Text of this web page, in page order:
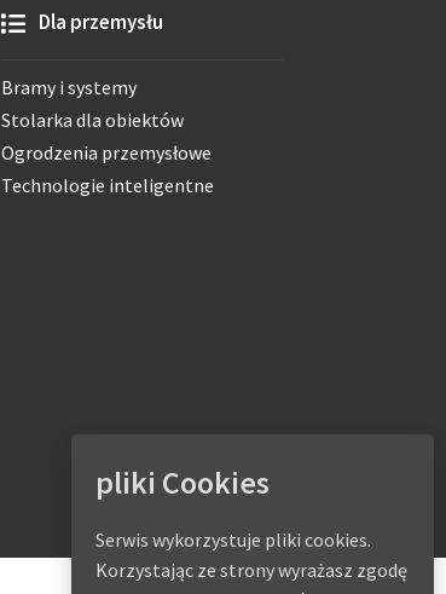
Dla przemysłu
Bramy i systemy
Stolarka dla obiektów
Ogrodzenia przemysłowe
Technologie inteligentne
pliki Cookies
Serwis wykorzystuje pliki cookies.
Korzystając ze strony wyrażasz zgodę